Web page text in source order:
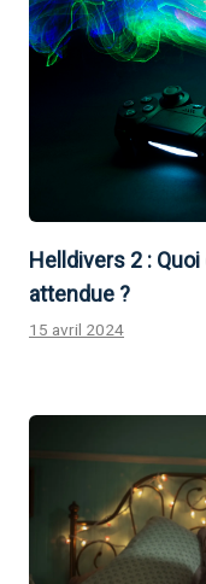
Helldivers 2 :
attendue ?
15 avril 2024